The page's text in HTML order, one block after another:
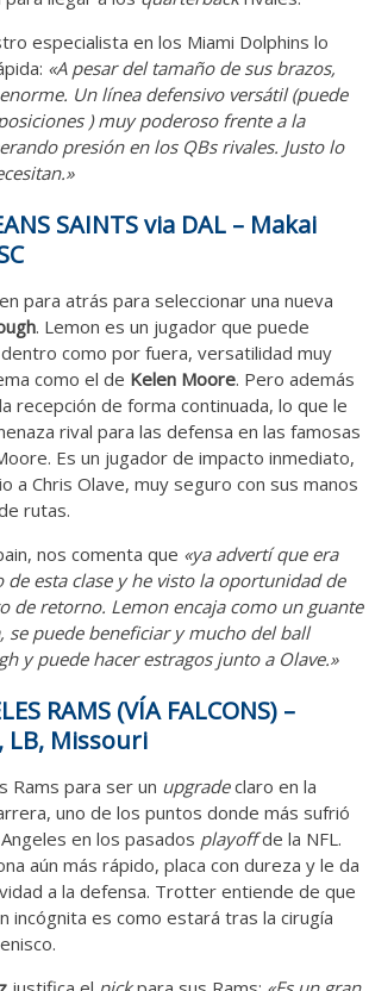
especialista en los Miami Dolphins lo
«A pesar del tamaño de sus brazos,
Un línea defensivo versátil (puede
) muy poderoso frente a la
presión en los QBs rivales. Justo lo
SAINTS via DAL – Makai
para atrás para seleccionar una nueva
. Lemon es un jugador que puede
como por fuera, versatilidad muy
como el de Kelen Moore. Pero además
recepción de forma continuada, lo que le
rival para las defensa en las famosas
Es un jugador de impacto inmediato,
a Chris Olave, muy seguro con sus manos
rutas.
nos comenta que «ya advertí que era
esta clase y he visto la oportunidad de
de retorno. Lemon encaja como un guante
se puede beneficiar y mucho del ball
y puede hacer estragos junto a Olave.»
RAMS (VÍA FALCONS) –
LB, Missouri
Rams para ser un upgradeclaro en la
uno de los puntos donde más sufrió
en los pasados playoffde la NFL.
aún más rápido, placa con dureza y le da
a la defensa. Trotter entiende de que
incógnita es como estará tras la cirugía